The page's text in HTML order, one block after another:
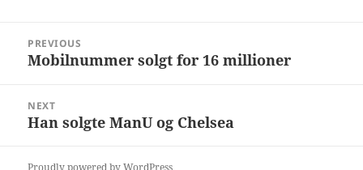
navigation
PREVIOUS
Previous
Mobilnummer solgt for 16 millioner
NEXT
Next
Han solgte ManU og Chelsea